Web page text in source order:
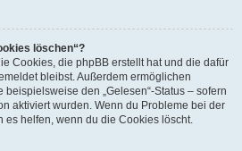
löschen“?
Cookies, die phpBB erstellt hat und die dafür
bleibst. Außerdem ermöglichen
den „Gelesen“-Status – sofern
aktiviert wurden. Wenn du Probleme bei der
es helfen, wenn du die Cookies löscht.